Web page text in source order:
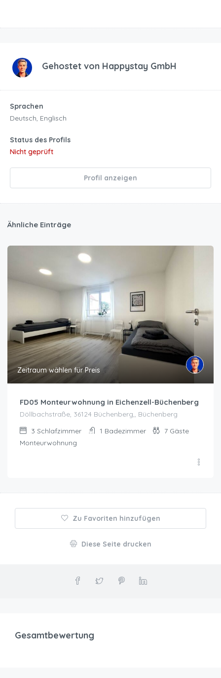
Gehostet von Happystay GmbH
Sprachen
Deutsch, Englisch
Status des Profils
Nicht geprüft
Profil anzeigen
Ähnliche Einträge
Zeitraum wählen für Preis
FD05 Monteurwohnung in Eichenzell-Büchenberg
Döllbachstraße, 36124 Büchenberg,, Büchenberg
3 Schlafzimmer 1 Badezimmer 7 Gäste
Monteurwohnung
Zu Favoriten hinzufügen
Diese Seite drucken
Gesamtbewertung